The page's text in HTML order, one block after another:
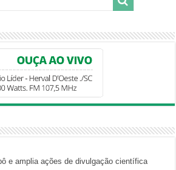
e amplia ações de divulgação científica